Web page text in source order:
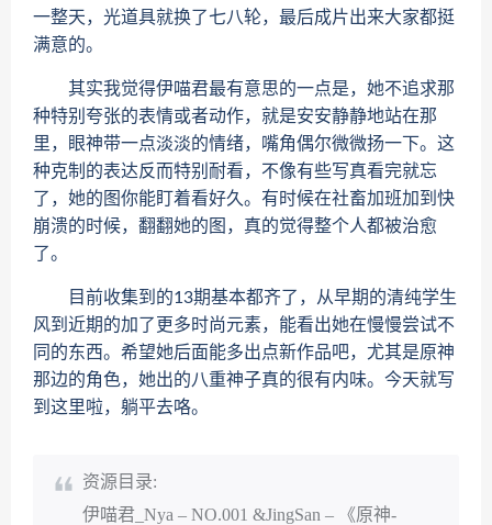
一整天，光道具就换了七八轮，最后成片出来大家都挺
满意的。
其实我觉得伊喵君最有意思的一点是，她不追求那
种特别夸张的表情或者动作，就是安安静静地站在那
里，眼神带一点淡淡的情绪，嘴角偶尔微微扬一下。这
种克制的表达反而特别耐看，不像有些写真看完就忘
了，她的图你能盯着看好久。有时候在社畜加班加到快
崩溃的时候，翻翻她的图，真的觉得整个人都被治愈
了。
目前收集到的13期基本都齐了，从早期的清纯学生
风到近期的加了更多时尚元素，能看出她在慢慢尝试不
同的东西。希望她后面能多出点新作品吧，尤其是原神
那边的角色，她出的八重神子真的很有内味。今天就写
到这里啦，躺平去咯。
资源目录:
伊喵君_Nya – NO.001 &JingSan – 《原神-